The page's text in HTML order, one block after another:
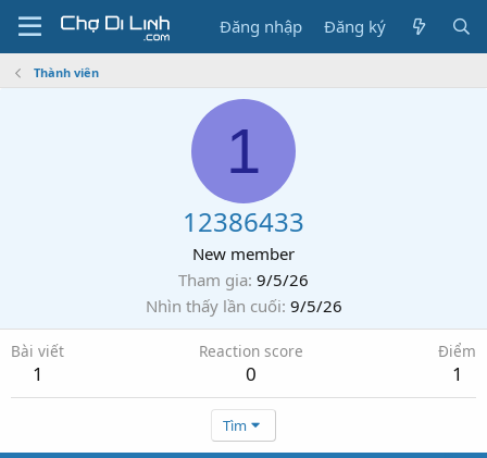
Đăng nhập Đăng ký
Thành viên
1
12386433
New member
Tham gia 9/5/26
Nhìn thấy lần cuối 9/5/26
Bài viết
1
Reaction score
0
Điểm
1
Tìm